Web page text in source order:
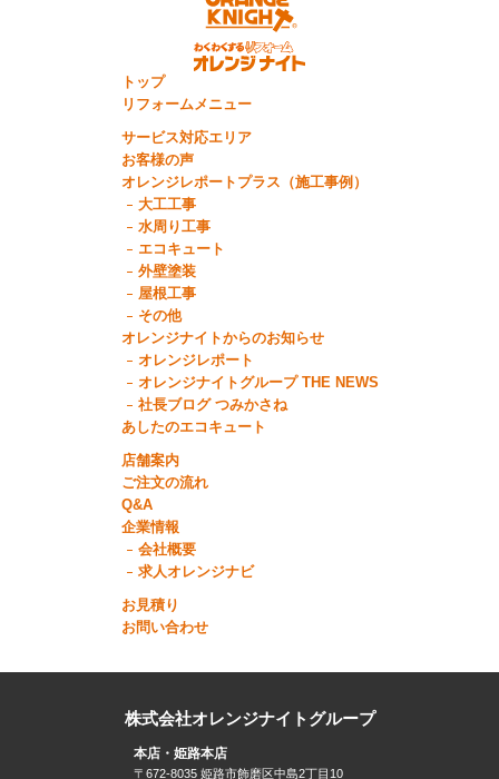
トップ
リフォームメニュー
サービス対応エリア
お客様の声
オレンジレポートプラス（施工事例）
大工工事
水周り工事
エコキュート
外壁塗装
屋根工事
その他
オレンジナイトからのお知らせ
オレンジレポート
オレンジナイトグループ THE NEWS
社長ブログ つみかさね
あしたのエコキュート
店舗案内
ご注文の流れ
Q&A
企業情報
会社概要
求人オレンジナビ
お見積り
お問い合わせ
株式会社オレンジナイトグループ
本店・姫路本店
〒672-8035 姫路市飾磨区中島2丁目10